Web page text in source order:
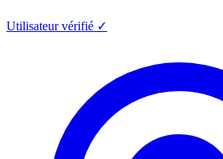
Utilisateur vérifié ✓